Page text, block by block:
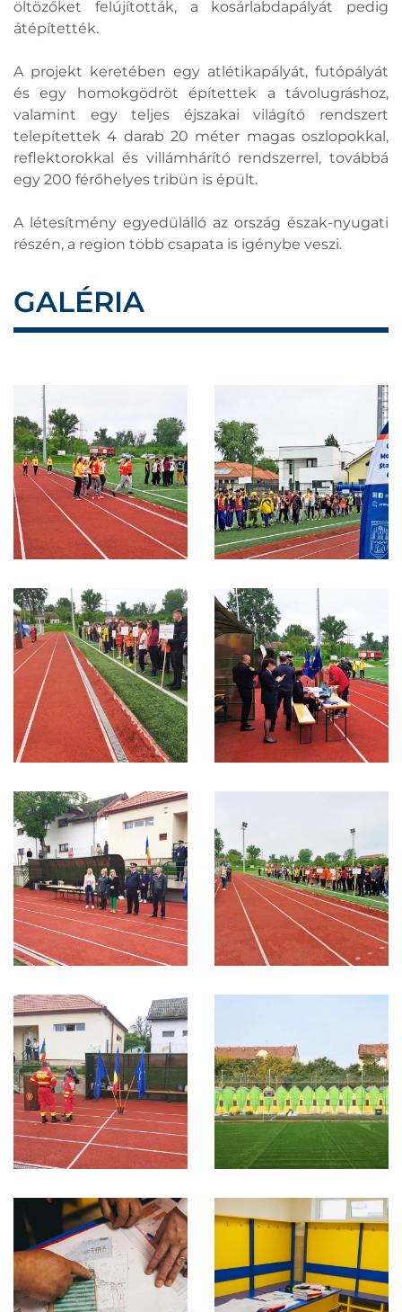
öltözőket felújították, a kosárlabdapályát pedig
átépítették.
A projekt keretében egy atlétikapályát, futópályát
és egy homokgödröt építettek a távolugráshoz,
valamint egy teljes éjszakai világító rendszert
telepítettek 4 darab 20 méter magas oszlopokkal,
reflektorokkal és villámhárító rendszerrel, továbbá
egy 200 férőhelyes tribün is épült.
A létesítmény egyedülálló az ország észak-nyugati
részén, a region több csapata is igénybe veszi.
GALÉRIA